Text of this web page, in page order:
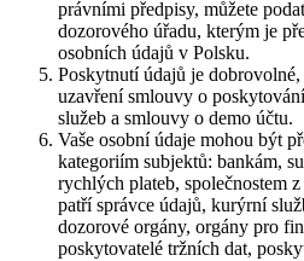
právními předpisy, můžete
dozorového úřadu, kterým je
osobních údajů v Polsku.
Poskytnutí údajů je
uzavření smlouvy o
služeb a smlouvy o demo účtu.
Vaše osobní údaje mohou být
kategoriím subjektů: bankám,
rychlých plateb, společnostem
patří správce údajů, kurýrní
dozorové orgány, orgány pro
poskytovatelé tržních dat,